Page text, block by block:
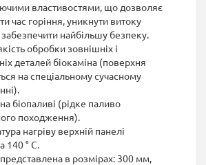
властивостями, що дозволяє
час горіння, уникнути витоку
забезпечити найбільшу безпеку.
обробки зовнішніх і
деталей біокаміна (поверхня
на спеціальному сучасному
біопаливі (рідке паливо
походження).
нагріву верхній панелі
140 ° С.
в розмірах: 300 мм,